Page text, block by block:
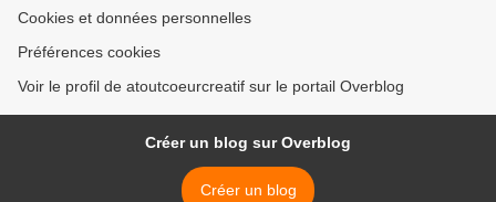
Cookies et données personnelles
Préférences cookies
Voir le profil de atoutcoeurcreatif sur le portail Overblog
Créer un blog sur Overblog
Créer un blog